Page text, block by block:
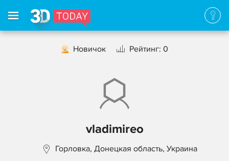
Новичок Рейтинг: 0
vladimireo
Горловка, Донецкая область, Украина